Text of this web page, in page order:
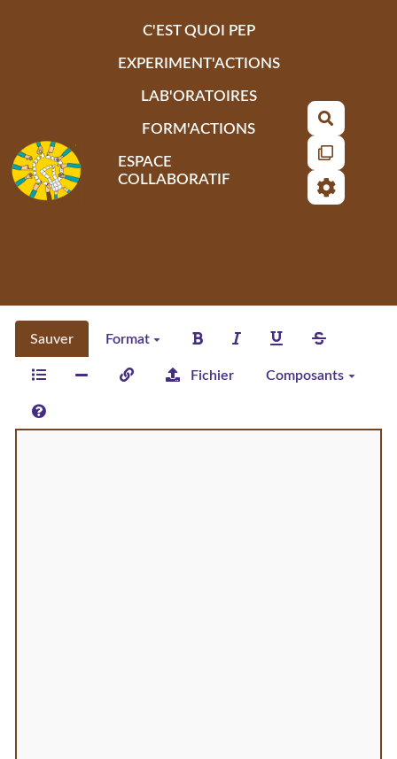
C'EST QUOI PEP
EXPERIMENT'ACTIONS
LAB'ORATOIRES
FORM'ACTIONS
ESPACE
COLLABORATIF
Sauver Format
Fichier Composants